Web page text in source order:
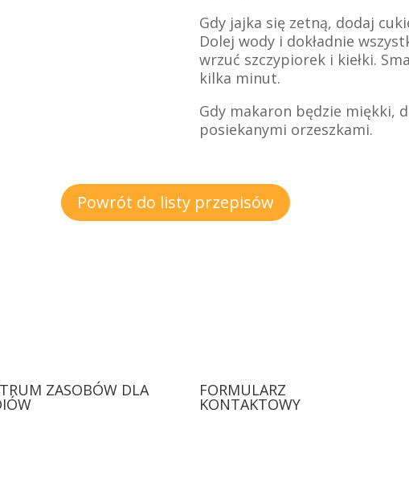
Gdy jajka się zetną, dodaj
Dolej wody i dokładnie
wrzuć szczypiorek i kiełki.
kilka minut.
Gdy makaron będzie miękki,
posiekanymi orzeszkami.
Powrót do listy przepisów
ZASOBÓW DLA FORMULARZ
KONTAKTOWY